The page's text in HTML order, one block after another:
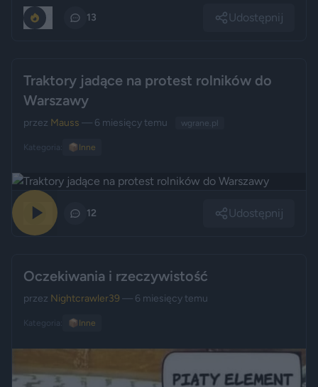
13 Udostępnij
Traktory jadące na protest rolników do
Warszawy
przez Mauss — 6 miesięcy temu wgrane.pl
Kategoria: 📦 Inne
12 Udostępnij
Oczekiwania i rzeczywistość
przez Nightcrawler39 — 6 miesięcy temu
Kategoria: 📦 Inne